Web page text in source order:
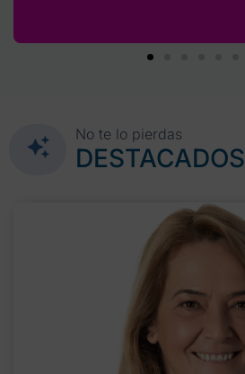
No te lo pierdas
DESTACADOS